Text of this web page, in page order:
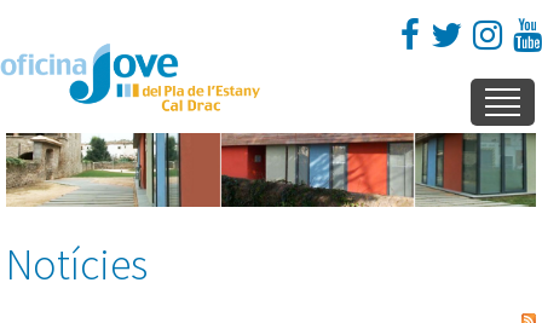
Notícies